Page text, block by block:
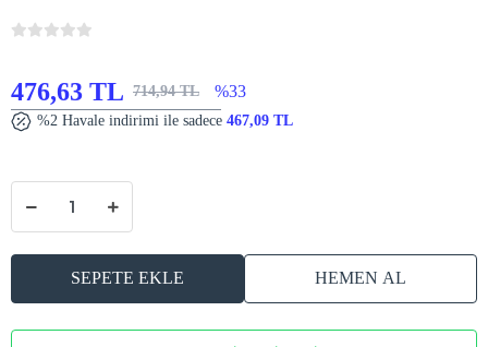
476,63 TL 714,94 TL %33
%2 Havale indirimi ile sadece 467,09 TL
SEPETE EKLE HEMEN AL